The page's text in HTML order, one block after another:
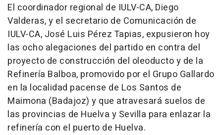
El coordinador regional de IULV-CA, Diego
Valderas, y el secretario de Comunicación de
IULV-CA, José Luis Pérez Tapias, expusieron hoy
las ocho alegaciones del partido en contra del
proyecto de construcción del oleoducto y de la
Refinería Balboa, promovido por el Grupo Gallardo
en la localidad pacense de Los Santos de
Maimona (Badajoz) y que atravesará suelos de
las provincias de Huelva y Sevilla para enlazar la
refinería con el puerto de Huelva.